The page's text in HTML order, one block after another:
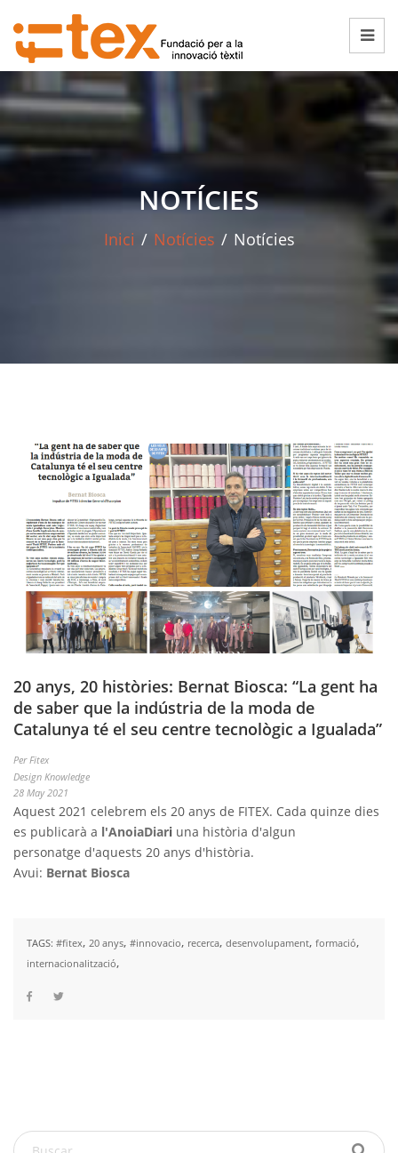
NOTÍCIES
Inici / Notícies / Notícies
20 anys, 20 històries: Bernat Biosca: “La gent ha
de saber que la indústria de la moda de
Catalunya té el seu centre tecnològic a Igualada”
Per Fitex
Design Knowledge
28 May 2021
Aquest 2021 celebrem els 20 anys de FITEX. Cada quinze dies
es publicarà a l'AnoiaDiari una història d'algun
personatge d'aquests 20 anys d'història.
Avui: Bernat Biosca
TAGS: #fitex, 20 anys, #innovacio, recerca, desenvolupament, formació,
internacionalització,